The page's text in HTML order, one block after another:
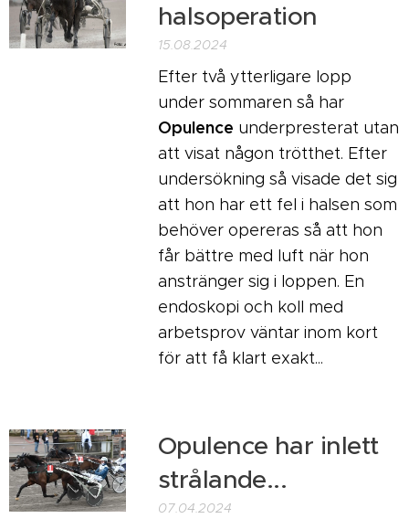
halsoperation
15.08.2024
Efter två ytterligare lopp
under sommaren så har
Opulence underpresterat utan
att visat någon trötthet. Efter
undersökning så visade det sig
att hon har ett fel i halsen som
behöver opereras s¨å att hon
får bättre med luft när hon
anstränger sig i loppen. En
endoskopi och koll med
arbetsprov väntar inom kort
för att få klart exakt...
Opulence har inlett
strålande...
07.04.2024